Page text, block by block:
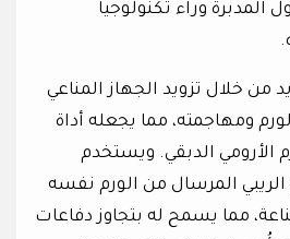
المدبرة وراء تكنولوجيا
من خلال تزويد الجهاز المناعي
ومهاجمته، مما يجعله أداة
الأرومي الدبقي. ويستخدم
المرسال من الورم نفسه
مما يسمح له بتجاوز دفاعات